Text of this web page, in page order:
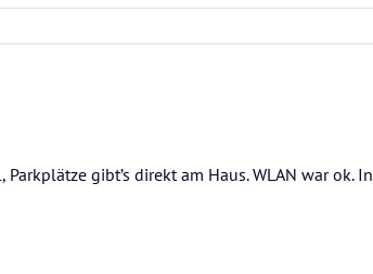
gibt’s direkt am Haus. WLAN war ok. In